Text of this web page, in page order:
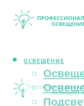
ОСВЕЩЕНИЕ